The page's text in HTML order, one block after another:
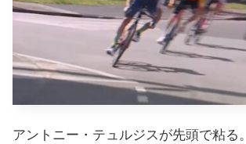
アントニー・テュルジスが先頭で粘る。